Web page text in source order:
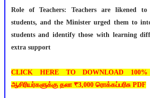
Role of Teachers: Teachers are likened to
students, and the Minister urged them to
students and identify those with learning
extra support
CLICK HERE TO DOWNLOAD
ஆசிரியர்களுக்கு தலா ₹3,000 ரொக்கப்பரிசு PDF